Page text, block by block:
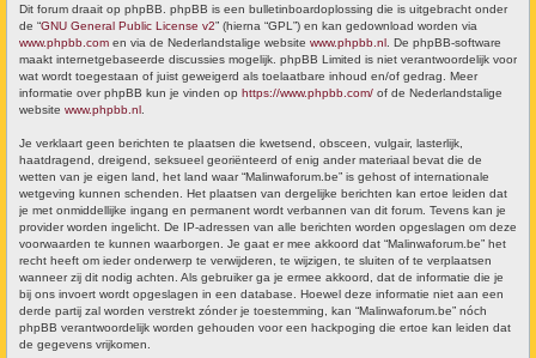
Dit forum draait op phpBB. phpBB is een bulletinboardoplossing die is uitgebracht onder
de “GNU General Public License v2” (hierna “GPL”) en kan gedownload worden via
www.phpbb.com en via de Nederlandstalige website www.phpbb.nl . De phpBB-software
maakt internetgebaseerde discussies mogelijk. phpBB Limited is niet verantwoordelijk voor
wat wordt toegestaan of juist geweigerd als toelaatbare inhoud en/of gedrag. Meer
informatie over phpBB kun je vinden op https://www.phpbb.com/ of de Nederlandstalige
website www.phpbb.nl
Je verklaart geen berichten te plaatsen die kwetsend, obsceen, vulgair, lasterlijk,
haatdragend, dreigend, seksueel georiënteerd of enig ander materiaal bevat die de
wetten van je eigen land, het land waar “Malinwaforum.be” is gehost of internationale
wetgeving kunnen schenden. Het plaatsen van dergelijke berichten kan ertoe leiden dat
je met onmiddellijke ingang en permanent wordt verbannen van dit forum. Tevens kan je
provider worden ingelicht. De IP-adressen van alle berichten worden opgeslagen om deze
voorwaarden te kunnen waarborgen. Je gaat er mee akkoord dat “Malinwaforum.be” het
recht heeft om ieder onderwerp te verwijderen, te wijzigen, te sluiten of te verplaatsen
wanneer zij dit nodig achten. Als gebruiker ga je ermee akkoord, dat de informatie die je
bij ons invoert wordt opgeslagen in een database. Hoewel deze informatie niet aan een
derde partij zal worden verstrekt zónder je toestemming, kan “Malinwaforum.be” nóch
phpBB verantwoordelijk worden gehouden voor een hackpoging die ertoe kan leiden dat
de gegevens vrijkomen.